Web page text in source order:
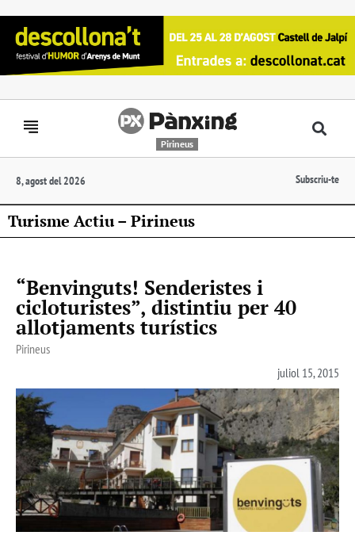
Pirineus
8, agost del 2026 Subscriu-te
Turisme Actiu – Pirineus
“Benvinguts! Senderistes i
cicloturistes”, distintiu per 40
allotjaments turístics
Pirineus
juliol 15, 2015